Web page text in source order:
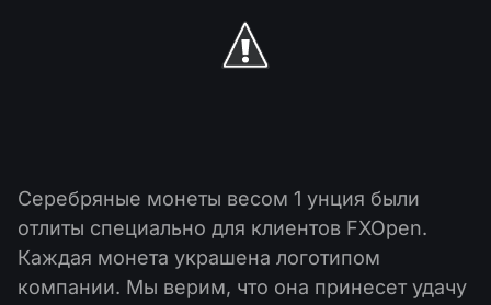
Что такое ECN торговля?
Что такое Форекс брокер?
Серебряные монеты весом 1 унция были
отлиты специально для клиентов FXOpen.
Каждая монета украшена логотипом
компании. Мы верим, что она принесет удачу